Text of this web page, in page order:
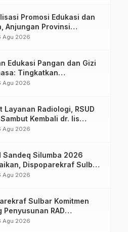
Promosi Edukasi dan
Anjungan Provinsi
Barat Perkuat Kolaborasi
Agu 2026
Edukasi Pangan dan Gizi
Tingkatkan
dan Keterampilan
Agu 2026
Layanan Radiologi, RSUD
Kembali dr. Iis
Sp.Rad
Agu 2026
Sandeq Silumba 2026
Dispoparekraf Sulbar
Persiapan Tetap
Agu 2026
Sulbar Komitmen
Penyusunan RAD
Sulawesi Barat
Agu 2026